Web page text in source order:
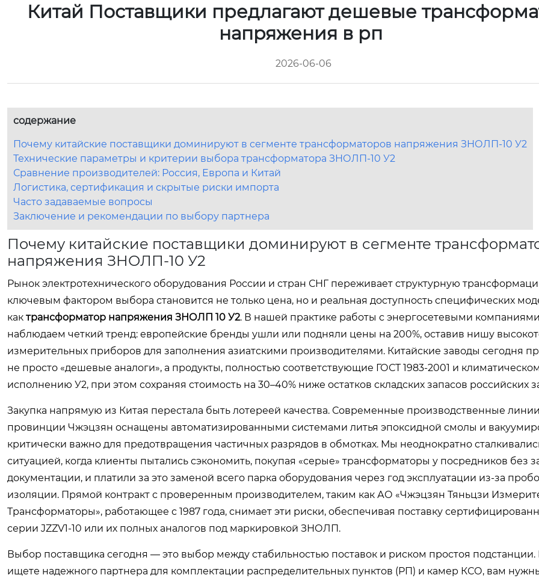
Китай Поставщики предлагают дешевые
напряжения в рп
2026-06-06
содержание
Почему китайские поставщики доминируют в сегменте трансформаторов напряжения ЗНОЛП-10 У2
Технические параметры и критерии выбора трансформатора ЗНОЛП-10 У2
Сравнение производителей: Россия, Европа и Китай
Логистика, сертификация и скрытые риски импорта
Часто задаваемые вопросы
Заключение и рекомендации по выбору партнера
Почему китайские поставщики доминируют в сегменте
напряжения ЗНОЛП-10 У2
Рынок электротехнического оборудования России и стран СНГ переживает структурную
ключевым фактором выбора становится не только цена, но и реальная доступность специфических
как трансформатор напряжения ЗНОЛП 10 У2. В нашей практике работы с энергосетевыми
наблюдаем четкий тренд: европейские бренды ушли или подняли цены на 200%, оставив нишу
измерительных приборов для заполнения азиатскими производителями. Китайские заводы сегодня
не просто «дешевые аналоги», а продукты, полностью соответствующие ГОСТ 1983-2001 и
исполнению У2, при этом сохраняя стоимость на 30–40% ниже остатков складских запасов российских
Закупка напрямую из Китая перестала быть лотереей качества. Современные производственные
провинции Чжэцзян оснащены автоматизированными системами литья эпоксидной смолы и
критически важно для предотвращения частичных разрядов в обмотках. Мы неоднократно
ситуацией, когда клиенты пытались сэкономить, покупая «серые» трансформаторы у посредников без
документации, и платили за это заменой всего парка оборудования через год эксплуатации из-за
изоляции. Прямой контракт с проверенным производителем, таким как АО «Чжэцзян Тяньцзи
Трансформаторы», работающее с 1987 года, снимает эти риски, обеспечивая поставку
серии JZZV1-10 или их полных аналогов под маркировкой ЗНОЛП.
Выбор поставщика сегодня — это выбор между стабильностью поставок и риском простоя подстанции.
ищете надежного партнера для комплектации распределительных пунктов (РП) и камер КСО, вам